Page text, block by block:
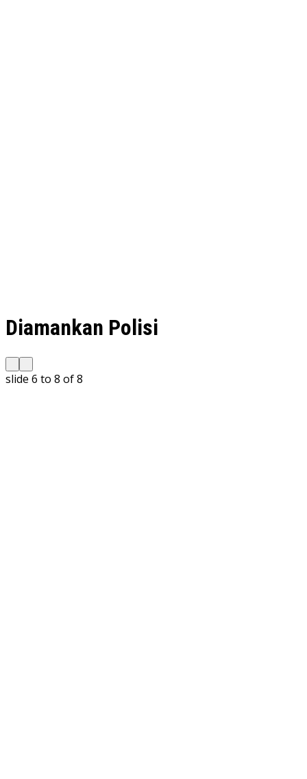
Diamankan Polisi
slide 6 to 8 of 8